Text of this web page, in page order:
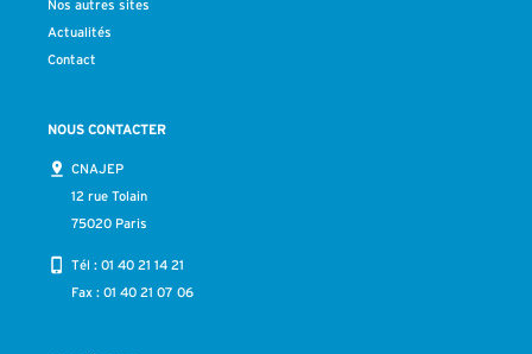
Nos autres sites
Actualités
Contact
NOUS CONTACTER
CNAJEP
12 rue Tolain
75020 Paris
Tél : 01 40 21 14 21
Fax : 01 40 21 07 06